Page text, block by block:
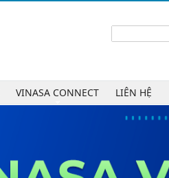
VINASA CONNECT LIÊN HỆ
Chúc mừng
W.H.Y Soft trở
số DR trở
VINASA
Chúc mừng
Tài chính VNFITE